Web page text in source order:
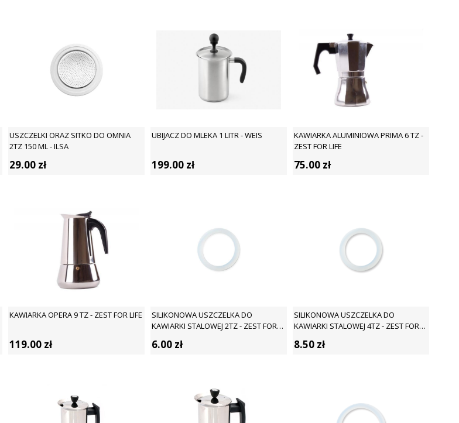
USZCZELKI ORAZ SITKO DO OMNIA
2TZ 150 ML - ILSA
29.00 zł
UBIJACZ DO MLEKA 1 LITR - WEIS
199.00 zł
KAWIARKA ALUMINIOWA PRIMA 6 TZ -
ZEST FOR LIFE
75.00 zł
KAWIARKA OPERA 9 TZ - ZEST FOR LIFE
119.00 zł
SILIKONOWA USZCZELKA DO
KAWIARKI STALOWEJ 2TZ - ZEST FOR
6.00 zł
SILIKONOWA USZCZELKA DO
KAWIARKI STALOWEJ 4TZ - ZEST FOR
8.50 zł